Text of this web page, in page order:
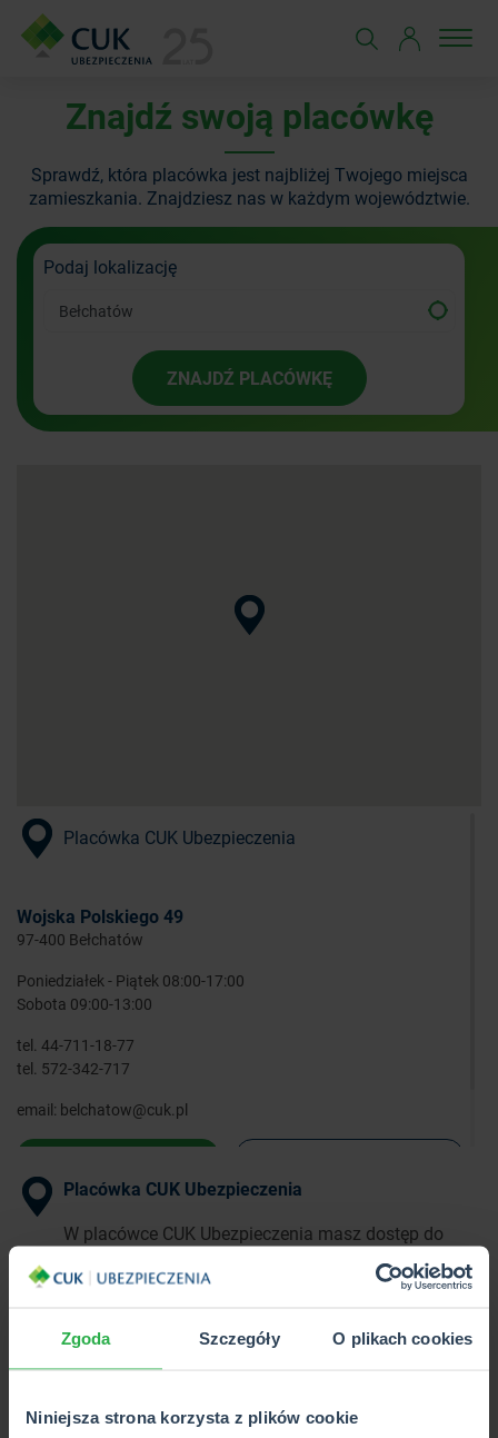
Zgoda Szczegóły O plikach cookies
Niniejsza strona korzysta z plików cookie
Znajdź swoją placówkę
Sprawdź, która placówka jest najbliżej Twojego miejsca
zamieszkania. Znajdziesz nas w każdym województwie.
Podaj lokalizację
ZNAJDŹ PLACÓWKĘ
Placówka CUK Ubezpieczenia
Wojska Polskiego 49
97-400 Bełchatów
Poniedziałek - Piątek 08:00-17:00
Sobota 09:00-13:00
tel. 44-711-18-77
tel. 572-342-717
email: belchatow@cuk.pl
Placówka CUK Ubezpieczenia
W placówce CUK Ubezpieczenia masz dostęp do
ubezpieczeniowych w 1 miejscu.
Punkt Partnerski CUK Ubezpieczenia
i kupisz wybrane produkty z pełnej oferty CUK.